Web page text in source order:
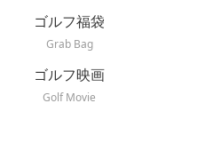
ゴルフ福袋
Grab Bag
ゴルフ映画
Golf Movie